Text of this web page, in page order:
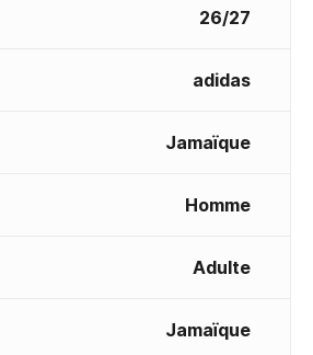
26/27
adidas
Jamaïque
Homme
Adulte
Jamaïque